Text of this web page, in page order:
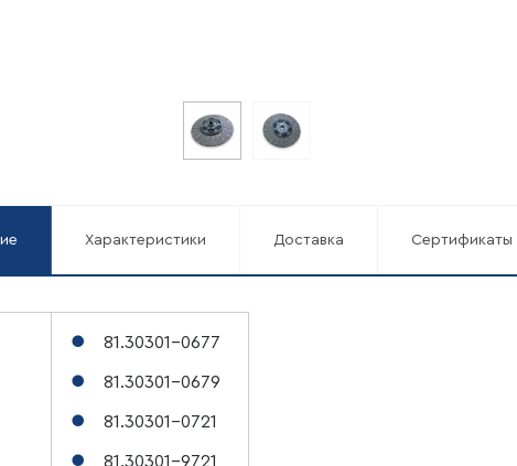
Характеристики Доставка Сертификаты
81.30301-0677
81.30301-0679
81.30301-0721
81.30301-9721